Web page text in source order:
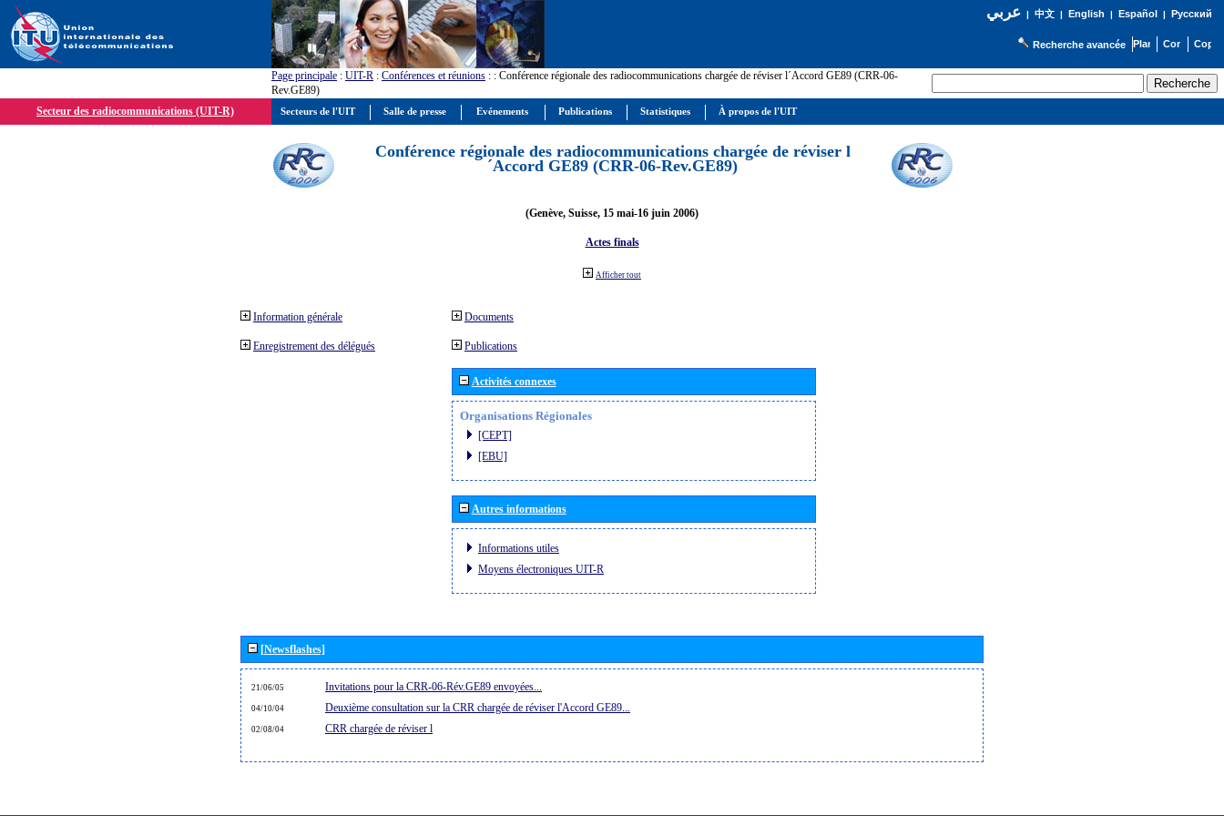
عربي| 中文| English | Español | Русский
Recherche avancée
Page principale : UIT-R : Conférences et réunions : : Conférence régionale des radiocommunications chargée de réviser l´Accord GE89 (CRR-06-
Rev.GE89)
Secteur des radiocommunications (UIT-R)
Conférence régionale des radiocommunications chargée de réviser l
´Accord GE89 (CRR-06-Rev.GE89)
(Genève, Suisse, 15 mai-16 juin 2006)
Actes finals
Afficher tout
Information générale
Enregistrement des délégués
Documents
Publications
Activités connexes
Organisations Régionales
[CEPT]
[EBU]
Autres informations
Informations utiles
Moyens électroniques UIT-R
[Newsflashes]
21/06/05 Invitations pour la CRR-06-Rév.GE89 envoyées...
04/10/04 Deuxième consultation sur la CRR chargée de réviser l'Accord GE89...
02/08/04 CRR chargée de réviser l
Secteurs de l'UIT Salle de presse Evénements Publications Statistiques À propos de l'UIT